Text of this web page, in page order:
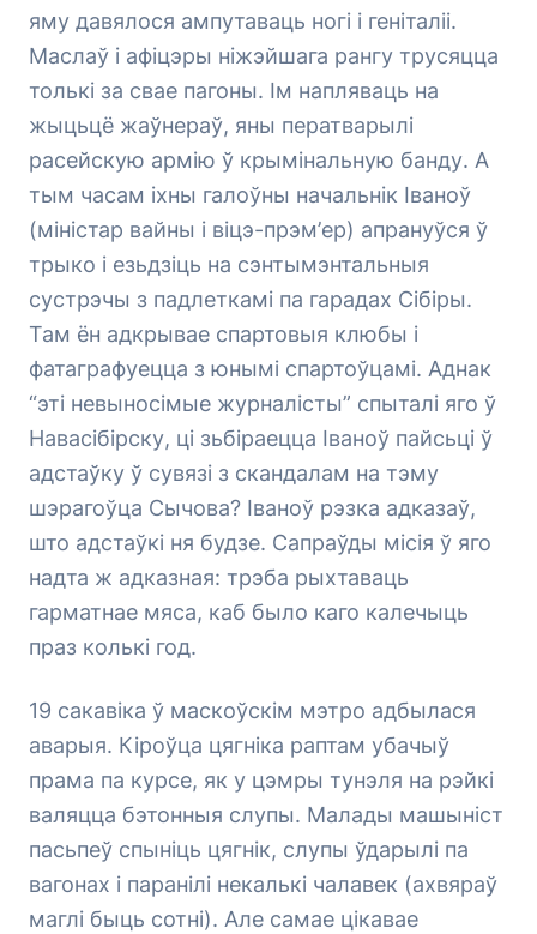
яму давялося ампутаваць ногі і геніталіі.
Маслаў і афіцэры ніжэйшага рангу трусяцца
толькі за свае пагоны. Ім напляваць на
жыцьцё жаўнераў, яны ператварылі
расейскую армію ў крымінальную банду. А
тым часам іхны галоўны начальнік Іваноў
(міністар вайны і віцэ-прэм’ер) апрануўся ў
трыко і езьдзіць на сэнтымэнтальныя
сустрэчы з падлеткамі па гарадах Сібіры.
Там ён адкрывае спартовыя клюбы і
фатаграфуецца з юнымі спартоўцамі. Аднак
“эті невыносімые журналісты” спыталі яго ў
Навасібірску, ці зьбіраецца Іваноў пайсьці ў
адстаўку ў сувязі з скандалам на тэму
шэрагоўца Сычова? Іваноў рэзка адказаў,
што адстаўкі ня будзе. Сапраўды місія ў яго
надта ж адказная: трэба рыхтаваць
гарматнае мяса, каб было каго калечыць
праз колькі год.
19 сакавіка ў маскоўскім мэтро адбылася
аварыя. Кіроўца цягніка раптам убачыў
прама па курсе, як у цэмры тунэля на рэйкі
валяцца бэтонныя слупы. Малады машыніст
пасьпеў спыніць цягнік, слупы ўдарылі па
вагонах і паранілі некалькі чалавек (ахвяраў
маглі быць сотні). Але самае цікавае